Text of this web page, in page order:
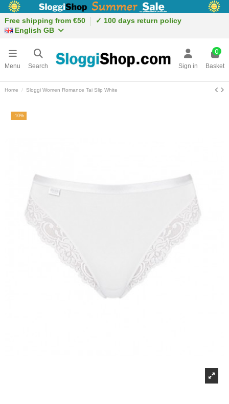
Free shipping from €50
✓ 100 days return policy
English GB
Menu Search Sign in
0
Basket
Home Sloggi Women Romance Tai Slip White
-10%